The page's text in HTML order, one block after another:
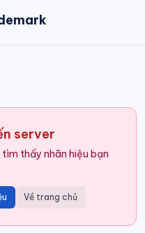
server
thấy nhãn hiệu bạn
Về trang chủ